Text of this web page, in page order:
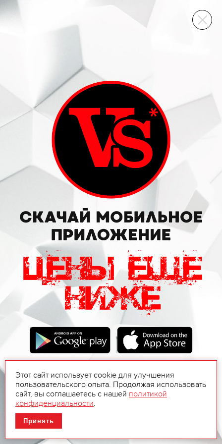
ВИННЫЙ СКЛАД
Этот сайт использует cookie для улучшения
пользовательского опыта. Продолжая использовать
сайт, вы соглашаетесь с нашей политикой
конфиденциальности.
Принять